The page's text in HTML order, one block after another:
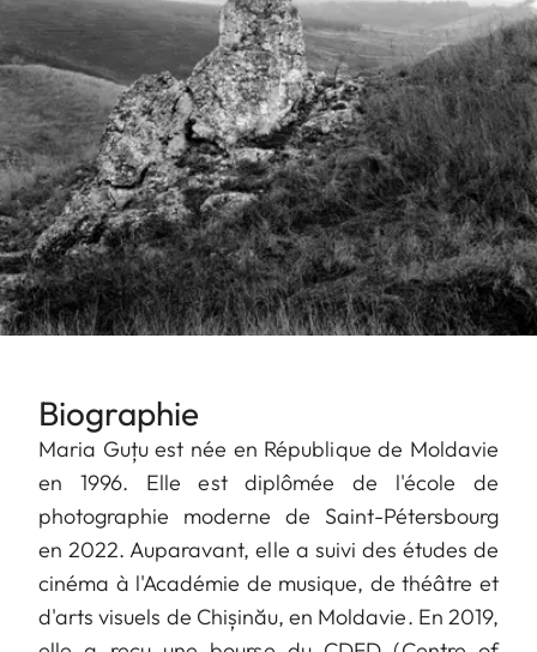
Biographie
Maria Guțu est née en République de Moldavie
en 1996. Elle est diplômée de l'école de
photographie moderne de Saint-Pétersbourg
en 2022. Auparavant, elle a suivi des études de
cinéma à l'Académie de musique, de théâtre et
d'arts visuels de Chișinău, en Moldavie. En 2019,